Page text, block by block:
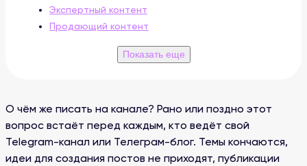
Экспертный контент
Продающий контент
Готовые рубрики для структурирования
Показать еще
О чём же писать на канале? Рано или поздно этот
вопрос встаёт перед каждым, кто ведёт свой
Telegram-канал или Телеграм-блог. Темы кончаются,
идеи для создания постов не приходят, публикации